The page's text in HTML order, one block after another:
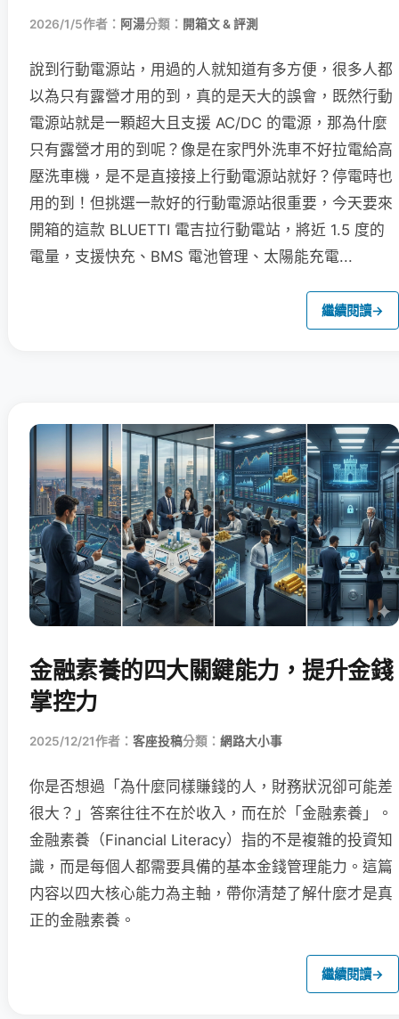
2026/1/5作者： 阿湯分類： 開箱文 & 評測
說到行動電源站，用過的人就知道有多方便，很多人都
以為只有露營才用的到，真的是天大的誤會，既然行動
電源站就是一顆超大且支援 AC/DC 的電源，那為什麼
只有露營才用的到呢？像是在家門外洗車不好拉電給高
壓洗車機，是不是直接接上行動電源站就好？停電時也
用的到！但挑選一款好的行動電源站很重要，今天要來
開箱的這款 BLUETTI 電吉拉行動電站，將近 1.5 度的
電量，支援快充、BMS 電池管理、太陽能充電...
繼續閱讀→
金融素養的四大關鍵能力，提升金錢
掌控力
2025/12/21作者： 客座投稿分類： 網路大小事
你是否想過「為什麼同樣賺錢的人，財務狀況卻可能差
很大？」答案往往不在於收入，而在於「金融素養」。
金融素養（Financial Literacy）指的不是複雜的投資知
識，而是每個人都需要具備的基本金錢管理能力。這篇
内容以四大核心能力為主軸，帶你清楚了解什麼才是真
正的金融素養。
繼續閱讀→